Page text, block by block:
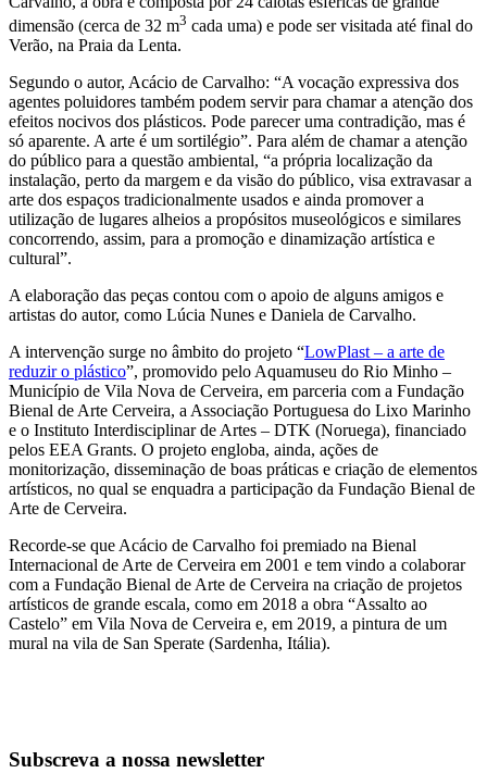
dimensão (cerca de 32 m3 cada uma) e pode ser visitada até final do
Verão, na Praia da Lenta.
Segundo o autor, Acácio de Carvalho: “A vocação expressiva dos
agentes poluidores também podem servir para chamar a atenção dos
efeitos nocivos dos plásticos. Pode parecer uma contradição, mas é
só aparente. A arte é um sortilégio”. Para além de chamar a atenção
do público para a questão ambiental, “a própria localização da
instalação, perto da margem e da visão do público, visa extravasar a
arte dos espaços tradicionalmente usados e ainda promover a
utilização de lugares alheios a propósitos museológicos e similares
concorrendo, assim, para a promoção e dinamização artística e
cultural”.
A elaboração das peças contou com o apoio de alguns amigos e
artistas do autor, como Lúcia Nunes e Daniela de Carvalho.
A intervenção surge no âmbito do projeto “LowPlast – a arte de
reduzir o plástico”, promovido pelo Aquamuseu do Rio Minho –
Município de Vila Nova de Cerveira, em parceria com a Fundação
Bienal de Arte Cerveira, a Associação Portuguesa do Lixo Marinho
e o Instituto Interdisciplinar de Artes – DTK (Noruega), financiado
pelos EEA Grants. O projeto engloba, ainda, ações de
monitorização, disseminação de boas práticas e criação de elementos
artísticos, no qual se enquadra a participação da Fundação Bienal de
Arte de Cerveira.
Recorde-se que Acácio de Carvalho foi premiado na Bienal
Internacional de Arte de Cerveira em 2001 e tem vindo a colaborar
com a Fundação Bienal de Arte de Cerveira na criação de projetos
artísticos de grande escala, como em 2018 a obra “Assalto ao
Castelo” em Vila Nova de Cerveira e, em 2019, a pintura de um
mural na vila de San Sperate (Sardenha, Itália).
Subscreva a nossa newsletter